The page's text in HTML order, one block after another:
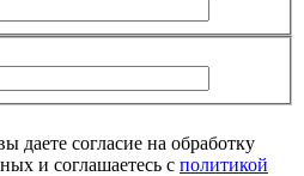
даете согласие на обработку
и соглашаетесь с политикой